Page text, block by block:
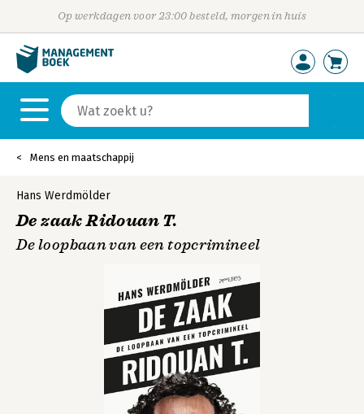
Op werkdagen voor 23:00 besteld, morgen in huis
Mens en maatschappij
Hans Werdmölder
De zaak Ridouan T.
De loopbaan van een topcrimineel